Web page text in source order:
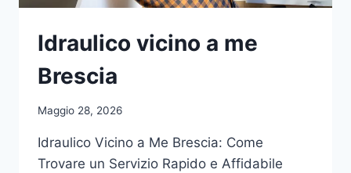
Idraulico vicino a me
Brescia
Maggio 28, 2026
Idraulico Vicino a Me Brescia: Come
Trovare un Servizio Rapido e Affidabile